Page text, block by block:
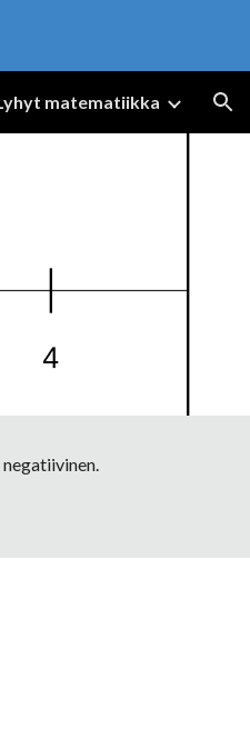
matematiikka